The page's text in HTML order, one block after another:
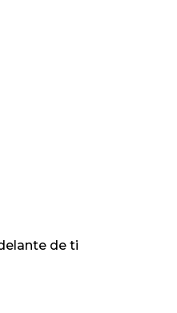
de ti